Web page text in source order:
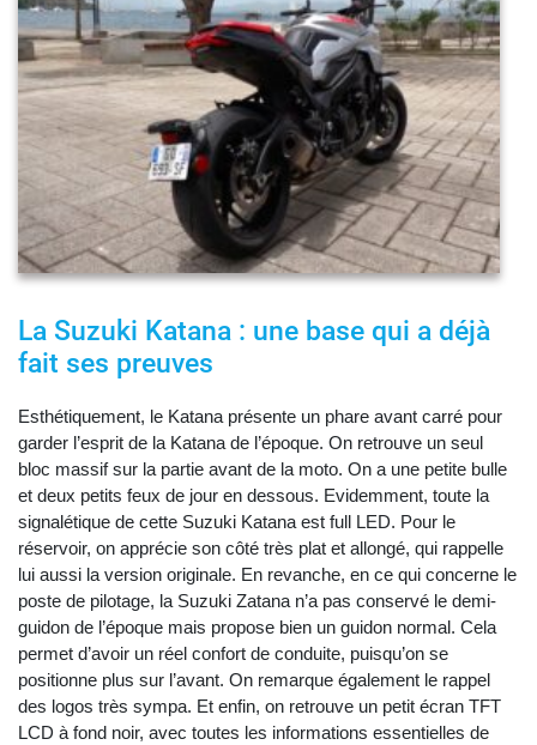
La Suzuki Katana : une base qui a déjà
fait ses preuves
Esthétiquement, le Katana présente un phare avant carré pour
garder l’esprit de la Katana de l’époque. On retrouve un seul
bloc massif sur la partie avant de la moto. On a une petite bulle
et deux petits feux de jour en dessous. Evidemment, toute la
signalétique de cette Suzuki Katana est full LED. Pour le
réservoir, on apprécie son côté très plat et allongé, qui rappelle
lui aussi la version originale. En revanche, en ce qui concerne le
poste de pilotage, la Suzuki Zatana n’a pas conservé le demi-
guidon de l’époque mais propose bien un guidon normal. Cela
permet d’avoir un réel confort de conduite, puisqu’on se
positionne plus sur l’avant. On remarque également le rappel
des logos très sympa. Et enfin, on retrouve un petit écran TFT
LCD à fond noir, avec toutes les informations essentielles de